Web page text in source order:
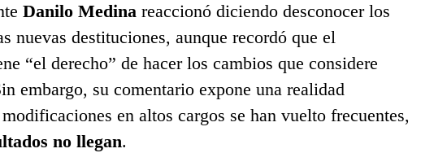
Danilo Medinareaccionó diciendo desconocer los
nuevas destituciones, aunque recordó que el
“el derecho” de hacer los cambios que considere
embargo, su comentario expone una realidad
en altos cargos se han vuelto frecuentes,
no llegan.